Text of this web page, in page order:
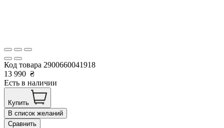
Код товара 2900660041918
13 990 ₴
Есть в наличии
Купить
В список желаний
Сравнить